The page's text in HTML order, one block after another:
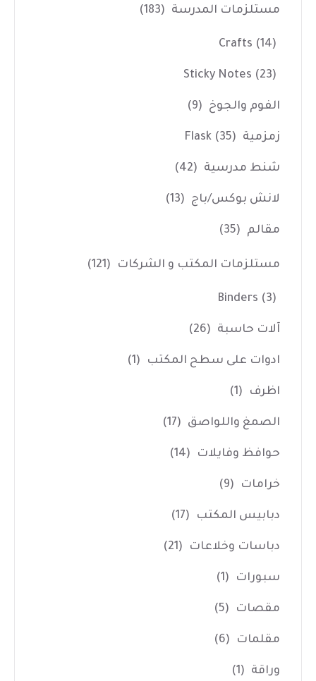
مستلزمات المدرسة (183)
Crafts (14)
Sticky Notes (23)
الفوم والجوخ (9)
زمزمية Flask (35)
شنط مدرسية (42)
لانش بوكس/باج (13)
مقالم (35)
مستلزمات المكتب و الشركات (121)
Binders (3)
آلات حاسبة (26)
ادوات على سطح المكتب (1)
اظرف (1)
الصمغ واللواصق (17)
حوافظ وفايلات (14)
خرامات (9)
دبابيس المكتب (17)
دباسات وخلاعات (21)
سبورات (1)
مقصات (5)
مقلمات (6)
وراقة (1)